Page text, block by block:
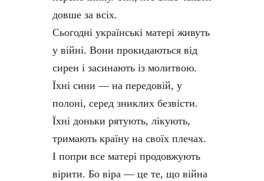
довше за всіх.
Сьогодні українські матері живуть
у війні. Вони прокидаються від
сирен і засинають із молитвою.
Їхні сини — на передовій, у
полоні, серед зниклих безвісти.
Їхні доньки рятують, лікують,
тримають країну на своїх плечах.
І попри все матері продовжують
вірити. Бо віра — це те, що війна